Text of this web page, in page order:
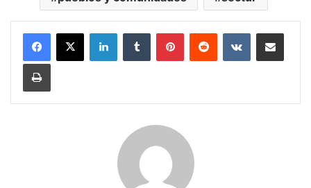
LinkedInTumblr PinterestReddit VKontakteShare via Email
Print